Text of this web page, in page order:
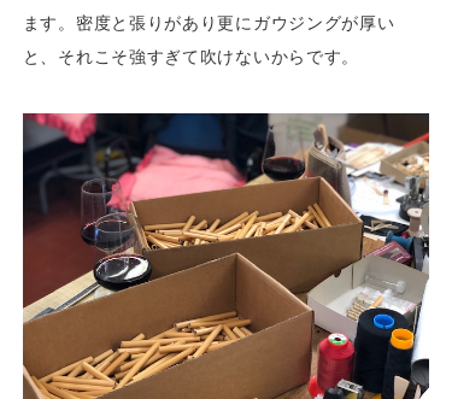
ます。密度と張りがあり更にガウジングが厚い
と、それこそ強すぎて吹けないからです。